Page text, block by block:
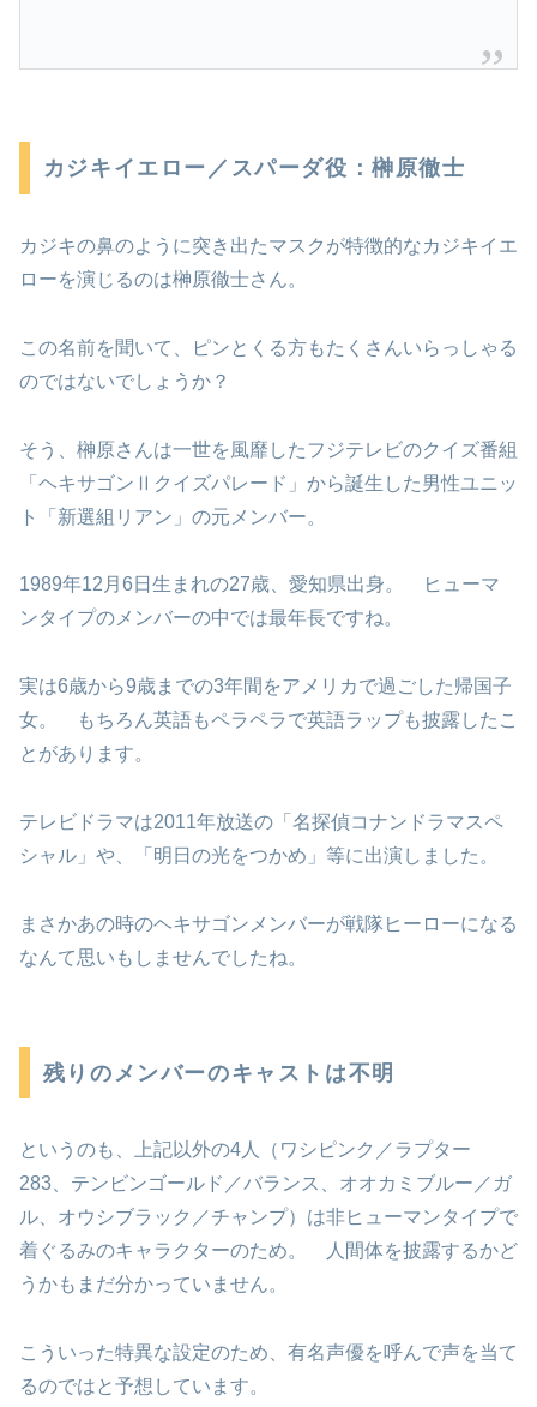
カジキイエロー／スパーダ役：榊原徹士
カジキの鼻のように突き出たマスクが特徴的なカジキイエ
ローを演じるのは榊原徹士さん。
この名前を聞いて、ピンとくる方もたくさんいらっしゃる
のではないでしょうか？
そう、榊原さんは一世を風靡したフジテレビのクイズ番組
「ヘキサゴンⅡクイズパレード」から誕生した男性ユニッ
ト「新選組リアン」の元メンバー。
1989年12月6日生まれの27歳、愛知県出身。 ヒューマ
ンタイプのメンバーの中では最年長ですね。
実は6歳から9歳までの3年間をアメリカで過ごした帰国子
女。 もちろん英語もペラペラで英語ラップも披露したこ
とがあります。
テレビドラマは2011年放送の「名探偵コナンドラマスペ
シャル」や、「明日の光をつかめ」等に出演しました。
まさかあの時のヘキサゴンメンバーが戦隊ヒーローになる
なんて思いもしませんでしたね。
残りのメンバーのキャストは不明
というのも、上記以外の4人（ワシピンク／ラプター
283、テンビンゴールド／バランス、オオカミブルー／ガ
ル、オウシブラック／チャンプ）は非ヒューマンタイプで
着ぐるみのキャラクターのため。 人間体を披露するかど
うかもまだ分かっていません。
こういった特異な設定のため、有名声優を呼んで声を当て
るのではと予想しています。